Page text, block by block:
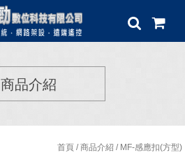
商品介紹
首頁/商品介紹 / MF-感應扣(方型)